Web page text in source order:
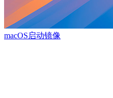
macOS启动镜像